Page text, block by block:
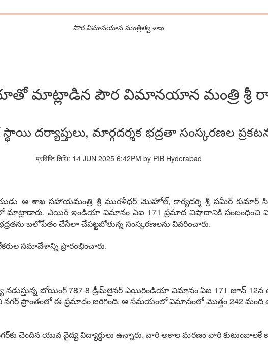
పౌర విమానయాన మంత్రిత్వ శాఖ
మాట్లాడిన పౌర విమానయాన మంత్రి
దర్యాప్తులు, మార్గదర్శక భద్రతా సంస్కరణల
प्रविष्टि तिथि: 14 JUN 2025 6:42PM by PIB Hyderabad
ఆ శాఖ సహాయమంత్రి శ్రీ మురళీధర్ మొహోల్, కార్యదర్శి శ్రీ సమీర్ కుమార్
మాట్లాడారు. ఎయిర్ ఇండియా విమానం ఏఐ 171 ప్రమాద విషాదానికి సంబంధించి
బలోపేతం చేసేలా చేపట్టబోతున్న సంస్కరణలను వివరించారు.
సమావేశాన్ని ప్రారంభించారు.
బోయింగ్ 787-8 డ్రీమ్‌లైనర్ ఎయిరిండియా విమానం ఏఐ 171 జూన్
ప్రాంతంలో ఈ ప్రమాదం జరిగింది. ఆ సమయంలో విమానంలో మొత్తం 242 మంది
చెందిన యువ వైద్య విద్యార్థులు ఉన్నారు. వారి అకాల మరణం వారి కుటుంబాలకే